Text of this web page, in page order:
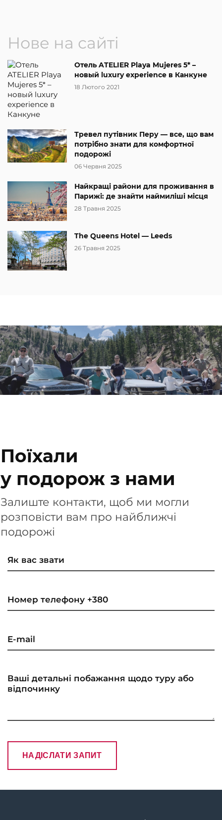
Нове на сайті
Отель ATELIER Playa Mujeres 5* –
новый luxury experience в Канкуне
18 Лютого 2021
Тревел путівник Перу — все, що вам
потрібно знати для комфортної
подорожі
06 Червня 2025
Найкращі райони для проживання в
Парижі: де знайти наймиліші місця
28 Травня 2025
The Queens Hotel — Leeds
26 Травня 2025
Поїхали
у подорож з нами
Залиште контакти, щоб ми могли
розповісти вам про найближчі
подорожі